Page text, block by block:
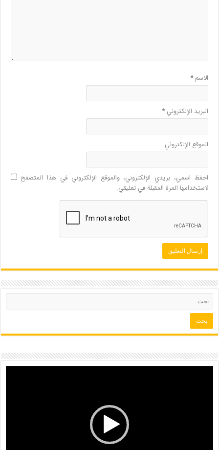
الاسم*
البريد الإلكتروني*
الموقع الإلكتروني
احفظ اسمي، بريدي الإلكتروني، والموقع الإلكتروني في هذا المتصفح
لاستخدامها المرة المقبلة في تعليقي.